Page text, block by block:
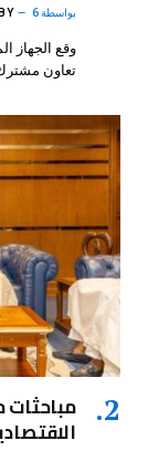
بواسطة6 أغسطس، 2026
وقع الجهاز
تعاون
مباحثات